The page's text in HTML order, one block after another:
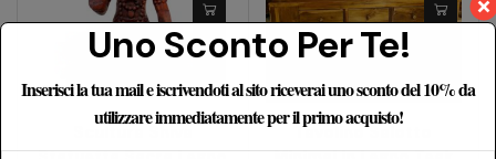
Tavolino Salotto
Uno Sconto Per Te!
Inserisci la tua mail e iscrivendoti al sito riceverai uno sconto del 10% da
utilizzare immediatamente per il primo acquisto!